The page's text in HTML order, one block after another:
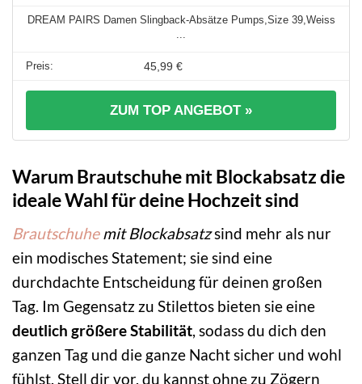
DREAM PAIRS Damen Slingback-Absätze Pumps,Size 39,Weiss
...
45,99 €
ZUM TOP ANGEBOT »
Warum Brautschuhe mit Blockabsatz die
ideale Wahl für deine Hochzeit sind
Brautschuhemit Blockabsatzsind mehr als nur
ein modisches Statement; sie sind eine
durchdachte Entscheidung für deinen großen
Tag. Im Gegensatz zu Stilettos bieten sie eine
deutlich größere Stabilität , sodass du dich den
ganzen Tag und die ganze Nacht sicher und wohl
fühlst. Stell dir vor, du kannst ohne zu Zögern